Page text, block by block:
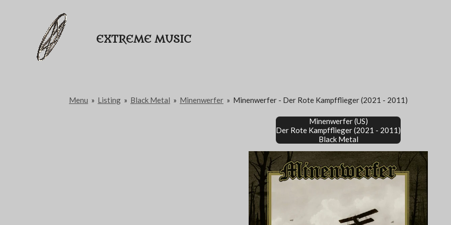
EXTREME MUSIC
Menu » Listing » Black Metal » Minenwerfer » Minenwerfer - Der Rote Kampfflieger (2021 - 2011)
Minenwerfer (US)
Der Rote Kampfflieger (2021 - 2011)
Black Metal